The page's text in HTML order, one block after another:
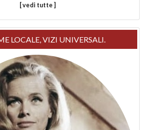
[ vedi tutte ]
LOCALE, VIZI UNIVERSALI.